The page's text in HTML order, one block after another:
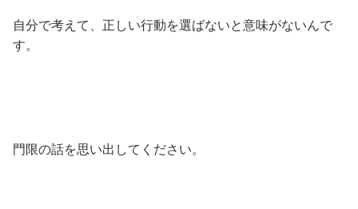
自分で考えて、正しい行動を選ばないと意味がないんで
す。
門限の話を思い出してください。